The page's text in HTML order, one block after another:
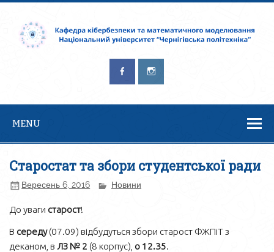
кібербезпеки та
математичного
Безпека – це процес, а не результат. Брюс Шнайер
MENU
Старостат та збори студентської ради
Вересень 6, 2016 Новини
До уваги старост!
В середу(07.09) відбудуться збори старост ФЖПіТ з
деканом, в ЛЗ № 2 (8 корпус), о 12.35.